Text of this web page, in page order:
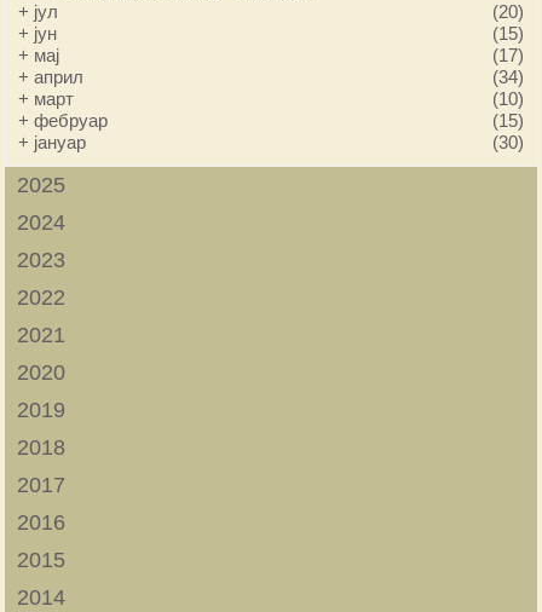
+ јул
(20)
+ јун
(15)
+ мај
(17)
+април
(34)
+ март
(10)
+фебруар
(15)
+ јануар (30)
2025
2024
2023
2022
2021
2020
2019
2018
2017
2016
2015
2014